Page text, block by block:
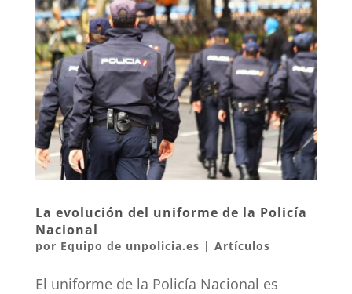
La evolución del uniforme de la Policía
Nacional
por Equipo de unpolicia.es | Artículos
El uniforme de la Policía Nacional es